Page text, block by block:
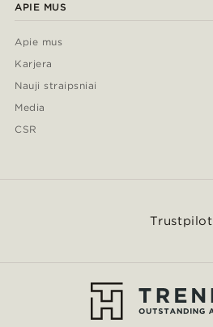
APIE MUS
Apie mus
Karjera
Nauji straipsniai
Media
CSR
Trustpilot